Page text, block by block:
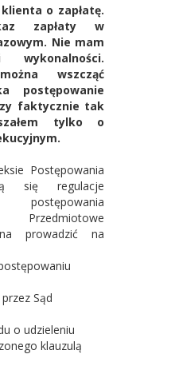
o zapłatę.
zapłaty w
Nie mam
wykonalności.
wszcząć
postępowanie
faktycznie tak
tylko o
Postępowania
się regulacje
Przedmiotowe
prowadzić na
Sąd
o udzieleniu
klauzulą